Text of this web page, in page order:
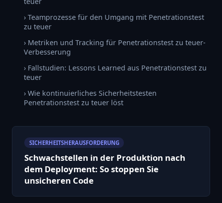
› Teamprozesse für den Umgang mit Penetrationstest
zu teuer
› Metriken und Tracking für Penetrationstest zu teuer-
Verbesserung
› Fallstudien: Lessons Learned aus Penetrationstest zu
teuer
› Wie kontinuierliches Sicherheitstesten
Penetrationstest zu teuer löst
SICHERHEITSHERAUSFORDERUNG
Schwachstellen in der Produktion nach
dem Deployment: So stoppen Sie
unsicheren Code